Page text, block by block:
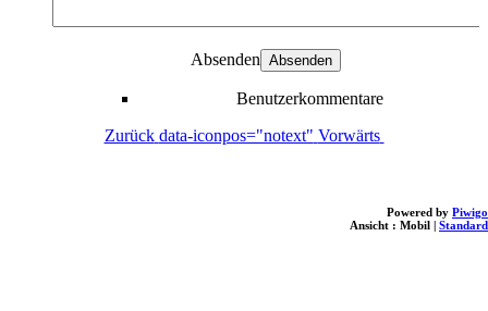
Absenden
Benutzerkommentare
Zurück data-iconpos="notext" Vorwärts
Powered by Piwigo
Ansicht : Mobil | Standard